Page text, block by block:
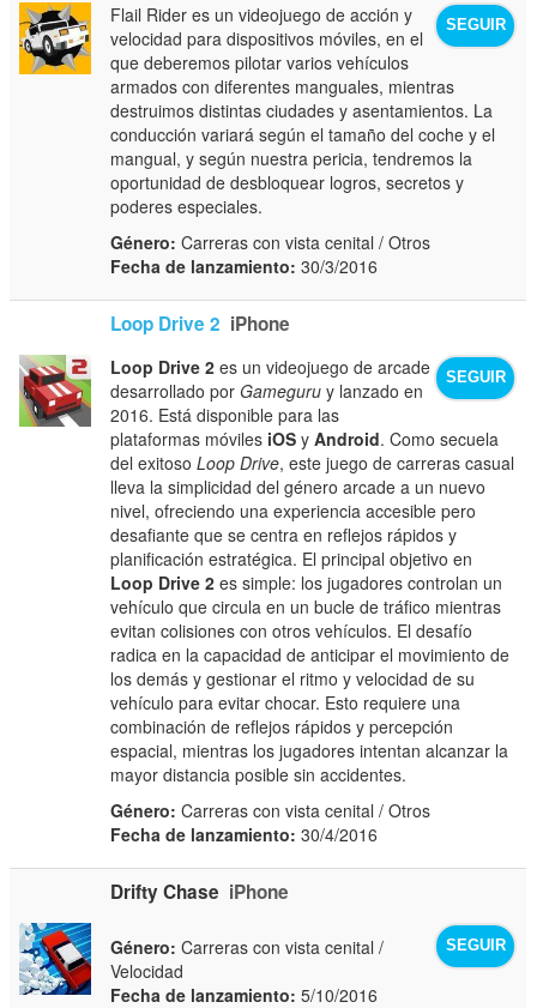
SEGUIR
Flail Rider es un videojuego de acción y
velocidad para dispositivos móviles, en el
que deberemos pilotar varios vehículos
armados con diferentes manguales, mientras
destruimos distintas ciudades y asentamientos. La
conducción variará según el tamaño del coche y el
mangual, y según nuestra pericia, tendremos la
oportunidad de desbloquear logros, secretos y
poderes especiales.
Género: Carreras con vista cenital / Otros
Fecha de lanzamiento: 30/3/2016
Loop Drive 2 iPhone
SEGUIR
Loop Drive 2 es un videojuego de arcade
desarrollado porGameguru y lanzado en
2016. Está disponible para las
plataformas móviles iOS yAndroid. Como secuela
del exitosoLoop Drive, este juego de carreras casual
lleva la simplicidad del género arcade a un nuevo
nivel, ofreciendo una experiencia accesible pero
desafiante que se centra en reflejos rápidos y
planificación estratégica. El principal objetivo en
Loop Drive 2 es simple: los jugadores controlan un
vehículo que circula en un bucle de tráfico mientras
evitan colisiones con otros vehículos. El desafío
radica en la capacidad de anticipar el movimiento de
los demás y gestionar el ritmo y velocidad de su
vehículo para evitar chocar. Esto requiere una
combinación de reflejos rápidos y percepción
espacial, mientras los jugadores intentan alcanzar la
mayor distancia posible sin accidentes.
Género: Carreras con vista cenital / Otros
Fecha de lanzamiento: 30/4/2016
Drifty Chase iPhone
SEGUIR
Género: Carreras con vista cenital /
Velocidad
Fecha de lanzamiento: 5/10/2016